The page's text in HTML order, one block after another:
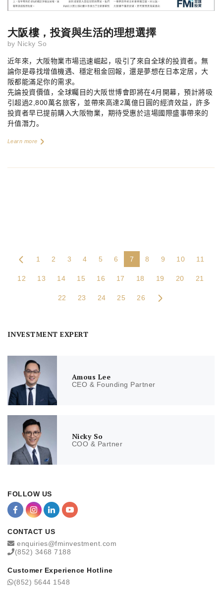
大阪樓，投資與生活的理想選擇
by Nicky So
近年來，大阪物業市場迅速崛起，吸引了來自全球的投資者。無
論你是尋找增值機遇、穩定租金回報，還是夢想在日本定居，大
阪都能滿足你的需求。
先論投資價值，全球矚目的大阪世博會即將在4月開幕，預計將吸
引超過2,800萬名旅客，並帶來高達2萬億日圓的經濟效益，許多
投資者早已提前購入大阪物業，期待受惠於這場國際盛事帶來的
升值潛力。
Learn more
1 2 3 4 5 6 7 8 9 10 11
12 13 14 15 16 17 18 19 20 21
22 23 24 25 26
INVESTMENT EXPERT
Amous Lee
CEO & Founding Partner
Nicky So
COO & Partner
FOLLOW US
CONTACT US
enquiries@fminvestment.com
(852) 3468 7188
Customer Experience Hotline
(852) 5644 1548